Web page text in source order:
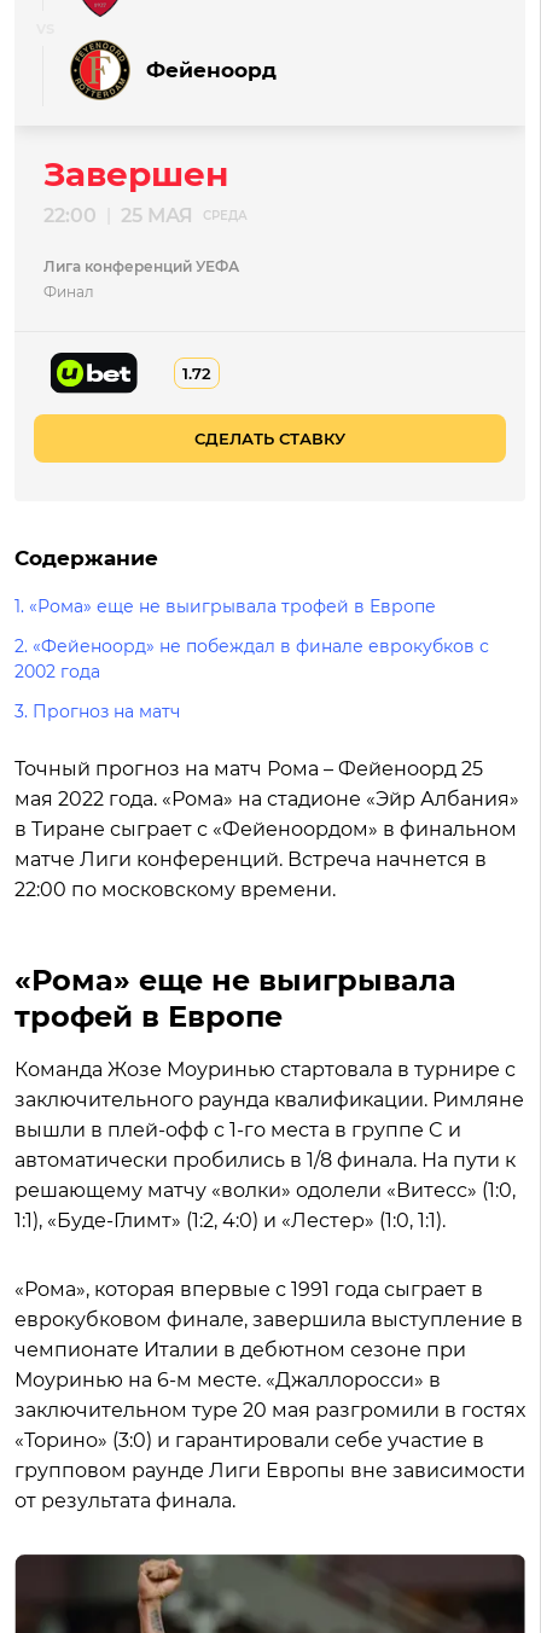
Фейеноорд
Завершен
22:00 25 МАЯ СРЕДА
Лига конференций УЕФА
Финал
1.72
СДЕЛАТЬ СТАВКУ
Содержание
1. «Рома» еще не выигрывала трофей в Европе
2. «Фейеноорд» не побеждал в финале еврокубков с
2002 года
3. Прогноз на матч
Точный прогноз на матч Рома – Фейеноорд 25
мая 2022 года. «Рома» на стадионе «Эйр Албания»
в Тиране сыграет с «Фейеноордом» в финальном
матче Лиги конференций. Встреча начнется в
22:00 по московскому времени.
«Рома» еще не выигрывала
трофей в Европе
Команда Жозе Моуринью стартовала в турнире с
заключительного раунда квалификации. Римляне
вышли в плей-офф с 1-го места в группе C и
автоматически пробились в 1/8 финала. На пути к
решающему матчу «волки» одолели «Витесс» (1:0,
1:1), «Буде-Глимт» (1:2, 4:0) и «Лестер» (1:0, 1:1).
«Рома», которая впервые с 1991 года сыграет в
еврокубковом финале, завершила выступление в
чемпионате Италии в дебютном сезоне при
Моуринью на 6-м месте. «Джаллоросси» в
заключительном туре 20 мая разгромили в гостях
«Торино» (3:0) и гарантировали себе участие в
групповом раунде Лиги Европы вне зависимости
от результата финала.